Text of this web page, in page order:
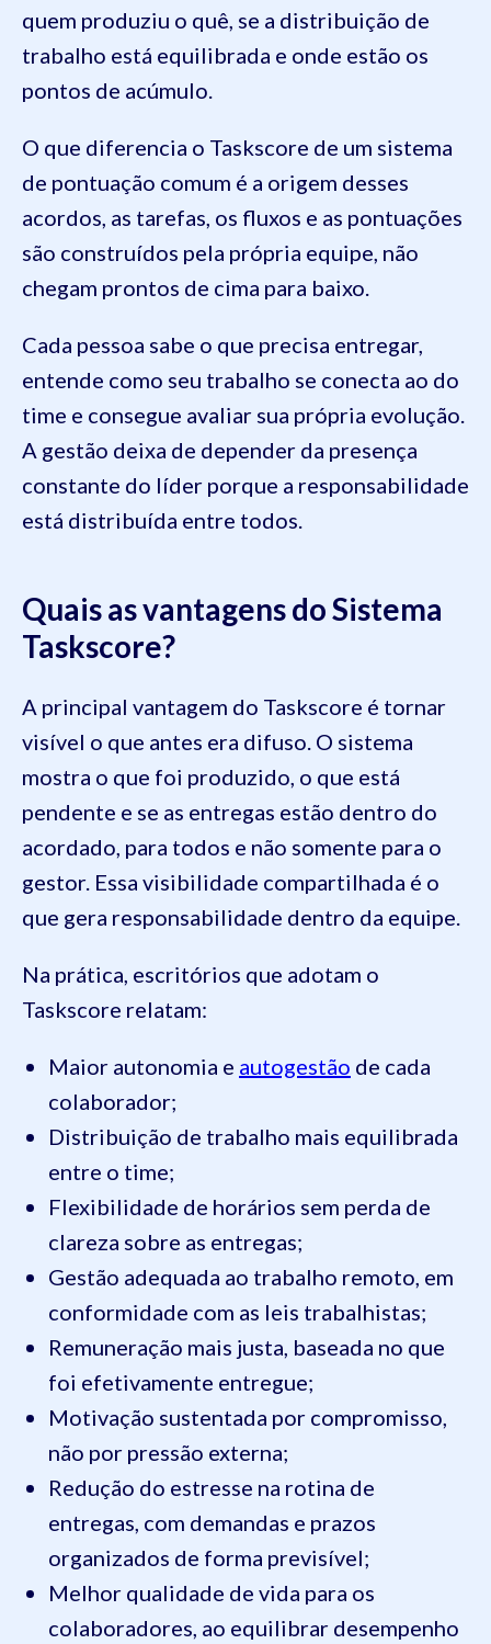
quem produziu o quê, se a distribuição de
trabalho está equilibrada e onde estão os
pontos de acúmulo.
O que diferencia o Taskscore de um sistema
de pontuação comum é a origem desses
acordos, as tarefas, os fluxos e as pontuações
são construídos pela própria equipe, não
chegam prontos de cima para baixo.
Cada pessoa sabe o que precisa entregar,
entende como seu trabalho se conecta ao do
time e consegue avaliar sua própria evolução.
A gestão deixa de depender da presença
constante do líder porque a responsabilidade
está distribuída entre todos.
Quais as vantagens do Sistema
Taskscore?
A principal vantagem do Taskscore é tornar
visível o que antes era difuso. O sistema
mostra o que foi produzido, o que está
pendente e se as entregas estão dentro do
acordado, para todos e não somente para o
gestor. Essa visibilidade compartilhada é o
que gera responsabilidade dentro da equipe.
Na prática, escritórios que adotam o
Taskscore relatam:
Maior autonomia e autogestão de cada
colaborador;
Distribuição de trabalho mais equilibrada
entre o time;
Flexibilidade de horários sem perda de
clareza sobre as entregas;
Gestão adequada ao trabalho remoto, em
conformidade com as leis trabalhistas;
Remuneração mais justa, baseada no que
foi efetivamente entregue;
Motivação sustentada por compromisso,
não por pressão externa;
Redução do estresse na rotina de
entregas, com demandas e prazos
organizados de forma previsível;
Melhor qualidade de vida para os
colaboradores, ao equilibrar desempenho